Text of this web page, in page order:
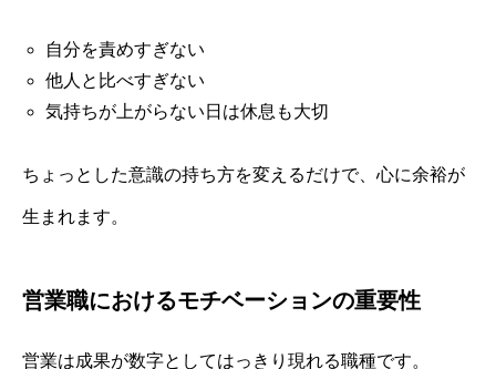
自分を責めすぎない
他人と比べすぎない
気持ちが上がらない日は休息も大切
ちょっとした意識の持ち方を変えるだけで、心に余裕が
生まれます。
営業職におけるモチベーションの重要性
営業は成果が数字としてはっきり現れる職種です。